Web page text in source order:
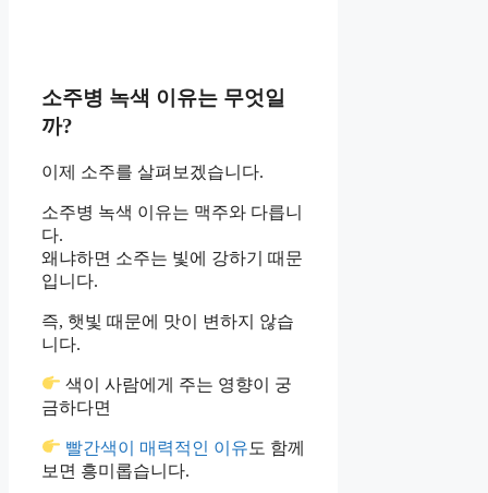
소주병 녹색 이유는 무엇일
까?
이제 소주를 살펴보겠습니다.
소주병 녹색 이유는 맥주와 다릅니
다.
왜냐하면 소주는 빛에 강하기 때문
입니다.
즉, 햇빛 때문에 맛이 변하지 않습
니다.
색이 사람에게 주는 영향이 궁
금하다면
빨간색이 매력적인 이유 도 함께
보면 흥미롭습니다.